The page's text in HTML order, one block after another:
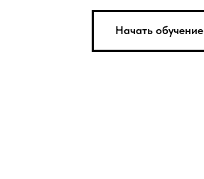
Начать обучение